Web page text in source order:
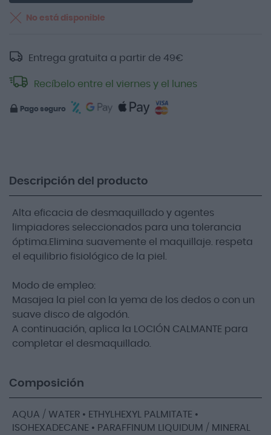
No está disponible
Entrega gratuita a partir de 49€
Recíbelo entre el viernes y el lunes
Pago seguro
Descripción del producto
Alta eficacia de desmaquillado y agentes
limpiadores seleccionados para una tolerancia
óptima.Elimina suavemente el maquillaje. respeta
el equilibrio fisiológico de la piel.
Modo de empleo:
Masajea la piel con la yema de los dedos o con un
suave disco de algodón.
A continuación, aplica la LOCIÓN CALMANTE para
completar el desmaquillado.
Composición
AQUA / WATER • ETHYLHEXYL PALMITATE •
ISOHEXADECANE • PARAFFINUM LIQUIDUM / MINERAL